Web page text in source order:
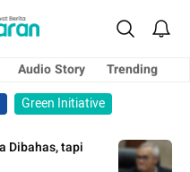
Audio Story
Trending
Green Initiative
Dibahas, tapi